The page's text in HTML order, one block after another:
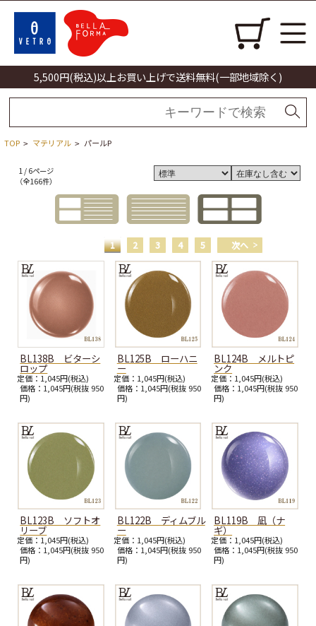
5,500円(税込)以上お買い上げで送料無料(一部地域除く)
TOP > マテリアル > パールP
1 / 6ページ
（全166件）
1 2 3 4 5 次へ
BL138B ビターシ
ロップ
定価：1,045円(税込)
価格：1,045円(税抜 950
円)
BL125B ローハニ
ー
定価：1,045円(税込)
価格：1,045円(税抜 950
円)
BL124B メルトピ
ンク
定価：1,045円(税込)
価格：1,045円(税抜 950
円)
BL123B ソフトオ
リーブ
定価：1,045円(税込)
価格：1,045円(税抜 950
円)
BL122B ディムブル
ー
定価：1,045円(税込)
価格：1,045円(税抜 950
円)
BL119B 凪（ナ
ギ）
定価：1,045円(税込)
価格：1,045円(税抜 950
円)